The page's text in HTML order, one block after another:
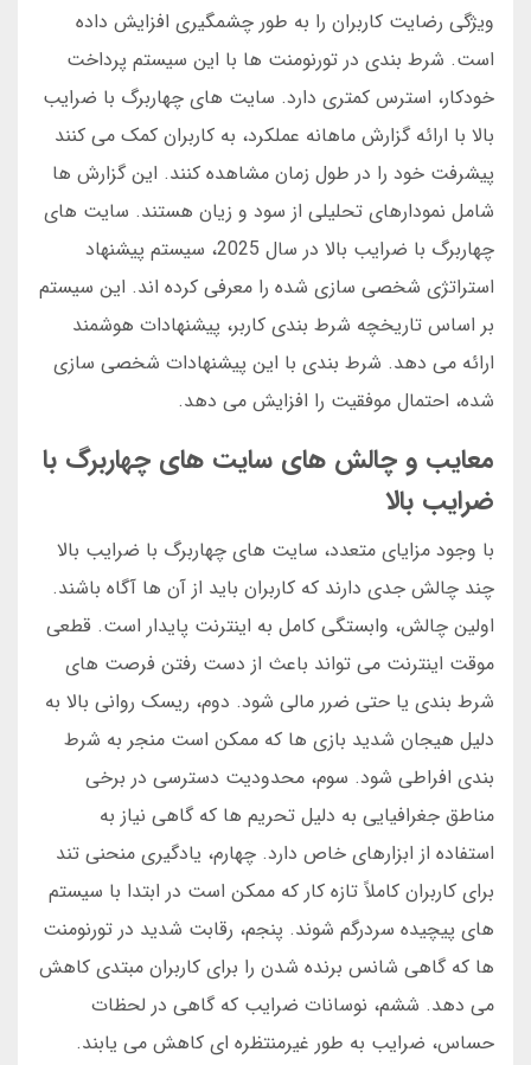
ویژگی رضایت کاربران را به طور چشمگیری افزایش داده
است. شرط بندی در تورنومنت ها با این سیستم پرداخت
خودکار، استرس کمتری دارد. سایت های چهاربرگ با ضرایب
بالا با ارائه گزارش ماهانه عملکرد، به کاربران کمک می کنند
پیشرفت خود را در طول زمان مشاهده کنند. این گزارش ها
شامل نمودارهای تحلیلی از سود و زیان هستند. سایت های
چهاربرگ با ضرایب بالا در سال 2025، سیستم پیشنهاد
استراتژی شخصی سازی شده را معرفی کرده اند. این سیستم
بر اساس تاریخچه شرط بندی کاربر، پیشنهادات هوشمند
ارائه می دهد. شرط بندی با این پیشنهادات شخصی سازی
شده، احتمال موفقیت را افزایش می دهد.
معایب و چالش های سایت های چهاربرگ با
ضرایب بالا
با وجود مزایای متعدد، سایت های چهاربرگ با ضرایب بالا
چند چالش جدی دارند که کاربران باید از آن ها آگاه باشند.
اولین چالش، وابستگی کامل به اینترنت پایدار است. قطعی
موقت اینترنت می تواند باعث از دست رفتن فرصت های
شرط بندی یا حتی ضرر مالی شود. دوم، ریسک روانی بالا به
دلیل هیجان شدید بازی ها که ممکن است منجر به شرط
بندی افراطی شود. سوم، محدودیت دسترسی در برخی
مناطق جغرافیایی به دلیل تحریم ها که گاهی نیاز به
استفاده از ابزارهای خاص دارد. چهارم، یادگیری منحنی تند
برای کاربران کاملاً تازه کار که ممکن است در ابتدا با سیستم
های پیچیده سردرگم شوند. پنجم، رقابت شدید در تورنومنت
ها که گاهی شانس برنده شدن را برای کاربران مبتدی کاهش
می دهد. ششم، نوسانات ضرایب که گاهی در لحظات
حساس، ضرایب به طور غیرمنتظره ای کاهش می یابند.